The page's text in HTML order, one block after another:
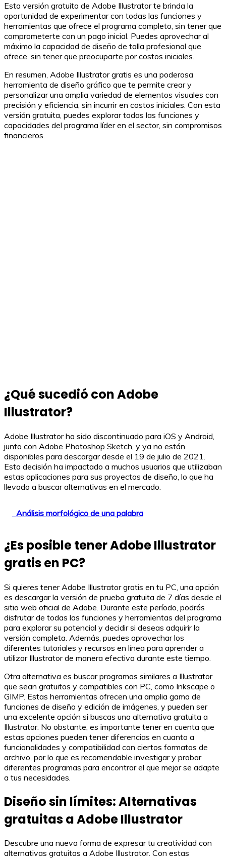
Esta versión gratuita de Adobe Illustrator te brinda la
oportunidad de experimentar con todas las funciones y
herramientas que ofrece el programa completo, sin tener que
comprometerte con un pago inicial. Puedes aprovechar al
máximo la capacidad de diseño de talla profesional que
ofrece, sin tener que preocuparte por costos iniciales.
En resumen, Adobe Illustrator gratis es una poderosa
herramienta de diseño gráfico que te permite crear y
personalizar una amplia variedad de elementos visuales con
precisión y eficiencia, sin incurrir en costos iniciales. Con esta
versión gratuita, puedes explorar todas las funciones y
capacidades del programa líder en el sector, sin compromisos
financieros.
¿Qué sucedió con Adobe
Illustrator?
Adobe Illustrator ha sido discontinuado para iOS y Android,
junto con Adobe Photoshop Sketch, y ya no están
disponibles para descargar desde el 19 de julio de 2021.
Esta decisión ha impactado a muchos usuarios que utilizaban
estas aplicaciones para sus proyectos de diseño, lo que ha
llevado a buscar alternativas en el mercado.
Análisis morfológico de una palabra
¿Es posible tener Adobe Illustrator
gratis en PC?
Si quieres tener Adobe Illustrator gratis en tu PC, una opción
es descargar la versión de prueba gratuita de 7 días desde el
sitio web oficial de Adobe. Durante este período, podrás
disfrutar de todas las funciones y herramientas del programa
para explorar su potencial y decidir si deseas adquirir la
versión completa. Además, puedes aprovechar los
diferentes tutoriales y recursos en línea para aprender a
utilizar Illustrator de manera efectiva durante este tiempo.
Otra alternativa es buscar programas similares a Illustrator
que sean gratuitos y compatibles con PC, como Inkscape o
GIMP. Estas herramientas ofrecen una amplia gama de
funciones de diseño y edición de imágenes, y pueden ser
una excelente opción si buscas una alternativa gratuita a
Illustrator. No obstante, es importante tener en cuenta que
estas opciones pueden tener diferencias en cuanto a
funcionalidades y compatibilidad con ciertos formatos de
archivo, por lo que es recomendable investigar y probar
diferentes programas para encontrar el que mejor se adapte
a tus necesidades.
Diseño sin límites: Alternativas
gratuitas a Adobe Illustrator
Descubre una nueva forma de expresar tu creatividad con
alternativas gratuitas a Adobe Illustrator. Con estas